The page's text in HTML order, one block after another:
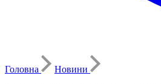
Головна
Новини